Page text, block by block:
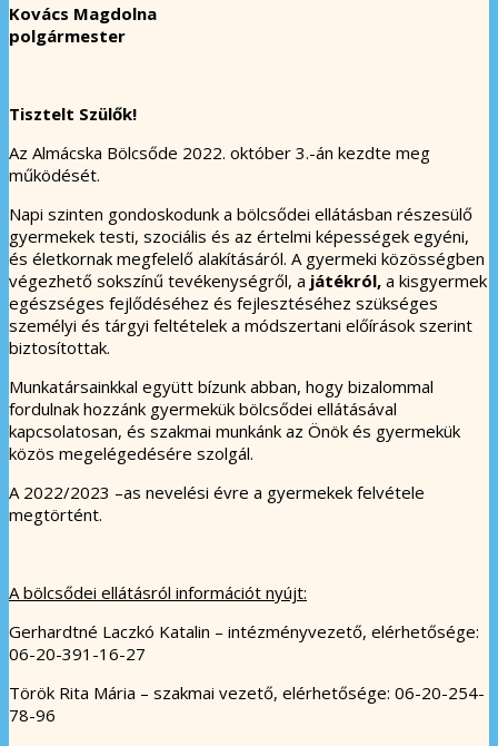
Kovács Magdolna
polgármester
Tisztelt Szülők!
Az Almácska Bölcsőde 2022. október 3.-án kezdte meg
működését.
Napi szinten gondoskodunk a bölcsődei ellátásban részesülő
gyermekek testi, szociális és az értelmi képességek egyéni,
és életkornak megfelelő alakításáról. A gyermeki közösségben
végezhető sokszínű tevékenységről, a játékról, a kisgyermek
egészséges fejlődéséhez és fejlesztéséhez szükséges
személyi és tárgyi feltételek a módszertani előírások szerint
biztosítottak.
Munkatársainkkal együtt bízunk abban, hogy bizalommal
fordulnak hozzánk gyermekük bölcsődei ellátásával
kapcsolatosan, és szakmai munkánk az Önök és gyermekük
közös megelégedésére szolgál.
A 2022/2023 –as nevelési évre a gyermekek felvétele
megtörtént.
A bölcsődei ellátásról információt nyújt:
Gerhardtné Laczkó Katalin – intézményvezető, elérhetősége:
06-20-391-16-27
Török Rita Mária – szakmai vezető, elérhetősége: 06-20-254-
78-96